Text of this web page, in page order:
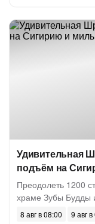
Удивительная
подъём на
Преодолеть 1200
храме Зубы Будды
8 авг в 08:00 9 авг